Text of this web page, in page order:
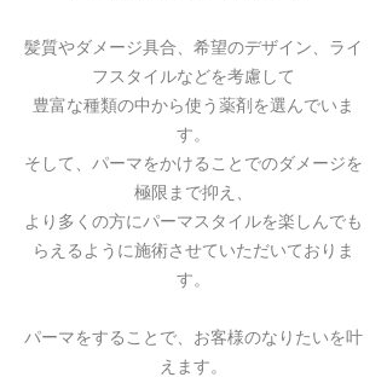
髪質やダメージ具合、希望のデザイン、ライ
フスタイルなどを考慮して
豊富な種類の中から使う薬剤を選んでいま
す。
そして、パーマをかけることでのダメージを
極限まで抑え、
より多くの方にパーマスタイルを楽しんでも
らえるように施術させていただいておりま
す。
パーマをすることで、お客様のなりたいを叶
えます。